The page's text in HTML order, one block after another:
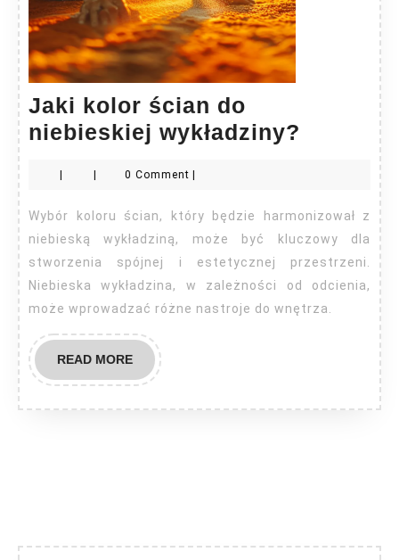
Jaki kolor ścian do
niebieskiej wykładziny?
do
0 Comment
Wybór koloru ścian, który będzie harmonizował z
niebieską wykładziną, może być kluczowy dla
stworzenia spójnej i estetycznej przestrzeni.
Niebieska wykładzina, w zależności od odcienia,
może wprowadzać różne nastroje do wnętrza.
READ MOREREAD
MORE